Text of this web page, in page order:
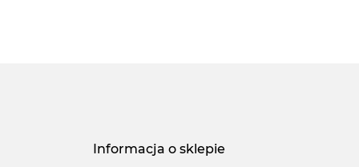
Informacja o sklepie